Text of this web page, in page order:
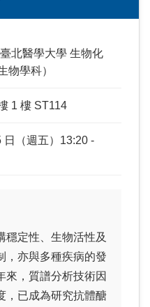
臺北醫學大學 生物化
物學科）
1 樓 ST114
日（週五）13:20 -
穩定性、生物活性及
，亦與多種疾病的發
來，質譜分析技術因
，已成為研究抗體醣